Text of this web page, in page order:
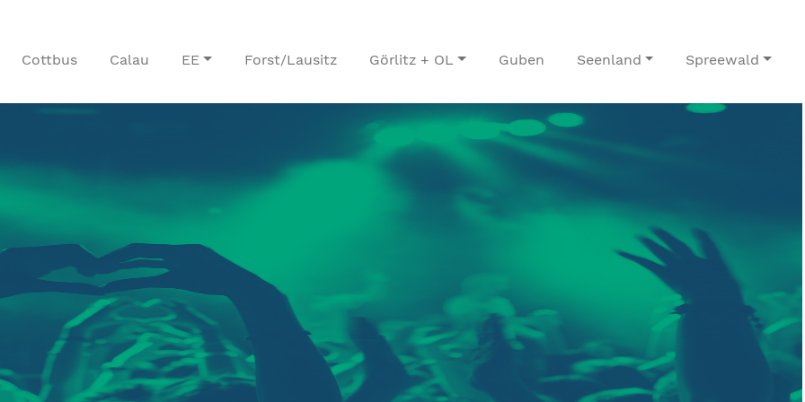
Cottbus Calau EE Forst/Lausitz Görlitz + OL Guben Seenland Spreewald